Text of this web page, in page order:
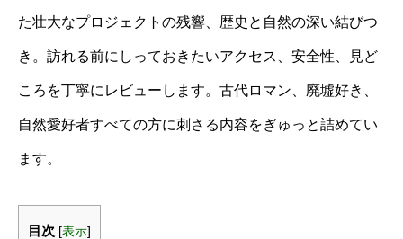
た壮大なプロジェクトの残響、歴史と自然の深い結びつ
き。訪れる前にしっておきたいアクセス、安全性、見ど
ころを丁寧にレビューします。古代ロマン、廃墟好き、
自然愛好者すべての方に刺さる内容をぎゅっと詰めてい
ます。
目次 [表示]